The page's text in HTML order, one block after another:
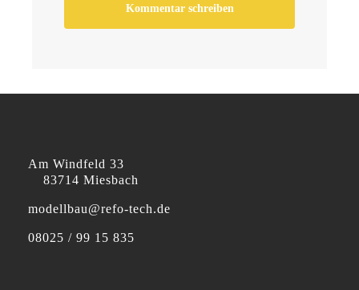
Am Windfeld 33
83714 Miesbach
modellbau@refo-tech.de
08025 / 99 15 835